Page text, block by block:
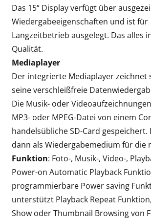
Das 15“ Display verfügt über
Wiedergabeeigenschaften und ist für
Langzeitbetrieb ausgelegt. Das alles
Qualität.
Mediaplayer
Der integrierte Mediaplayer zeichnet
seine verschleißfreie
Die Musik- oder
MP3- oder MPEG-Datei von einem
handelsübliche SD-Card gespeichert.
dann als Wiedergabemedium für die
Funktion: Foto-, Musik-, Video-,
Power-on Automatic Playback
programmierbare Power saving
unterstützt Playback Repeat
Show oder Thumbnail Browsing von